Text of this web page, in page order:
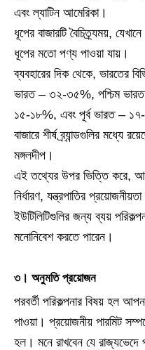
এবং ল্যাটিন আমেরিকা।
ধূপের বাজারটি বৈচিত্র্যময়,
ধূপের মতো পণ্য পাওয়া যায়।
ব্যবহারের দিক থেকে, ভারতের
ভারত – ৩২-৩৫%, পশ্চিম
১৫-১৮%, এবং পূর্ব ভারত –
বাজারে শীর্ষ ব্র্যান্ডগুলির মধ্যে
মঙ্গলদীপ।
এই তথ্যের উপর ভিত্তি করে,
নির্ধারণ, যন্ত্রপাতির
ইউটিলিটিগুলির জন্য ব্যয়
মনোনিবেশ করতে পারেন।
৩। অনুমতি প্রয়োজন
পরবর্তী পরিকল্পনার বিষয় হল
পাওয়া। প্রয়োজনীয় পারমিট
হল। মনে রাখবেন যে রাজ্যভেদে